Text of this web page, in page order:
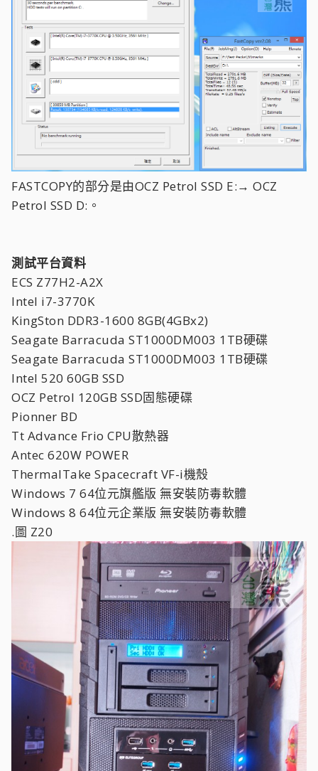
FASTCOPY的部分是由OCZ Petrol SSD E:→ OCZ
Petrol SSD D:。
測試平台資料
ECS Z77H2-A2X
Intel i7-3770K
KingSton DDR3-1600 8GB(4GBx2)
Seagate Barracuda ST1000DM003 1TB硬碟
Seagate Barracuda ST1000DM003 1TB硬碟
Intel 520 60GB SSD
OCZ Petrol 120GB SSD固態硬碟
Pionner BD
Tt Advance Frio CPU散熱器
Antec 620W POWER
ThermalTake Spacecraft VF-i機殼
Windows 7 64位元旗艦版 無安裝防毒軟體
Windows 8 64位元企業版 無安裝防毒軟體
.圖 Z20